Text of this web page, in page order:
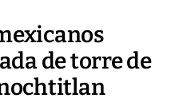
de torre de